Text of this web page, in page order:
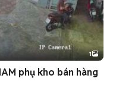
1
phụ kho bán hàng